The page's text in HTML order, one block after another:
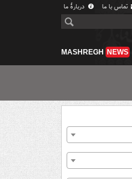
تماس با ما دربارهٔ ما
MASHREGH NEWS